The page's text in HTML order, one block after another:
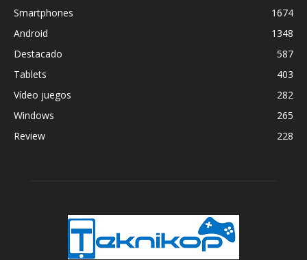
Smartphones
1674
Android
1348
Destacado
587
Tablets
403
Vídeo juegos
282
Windows
265
Review
228